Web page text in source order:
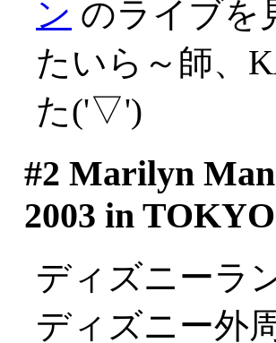
ン のライブを
たいら～師、
た('▽')
#2 Marilyn
2003 in TOKYO
ディズニーラ
ディズニー外